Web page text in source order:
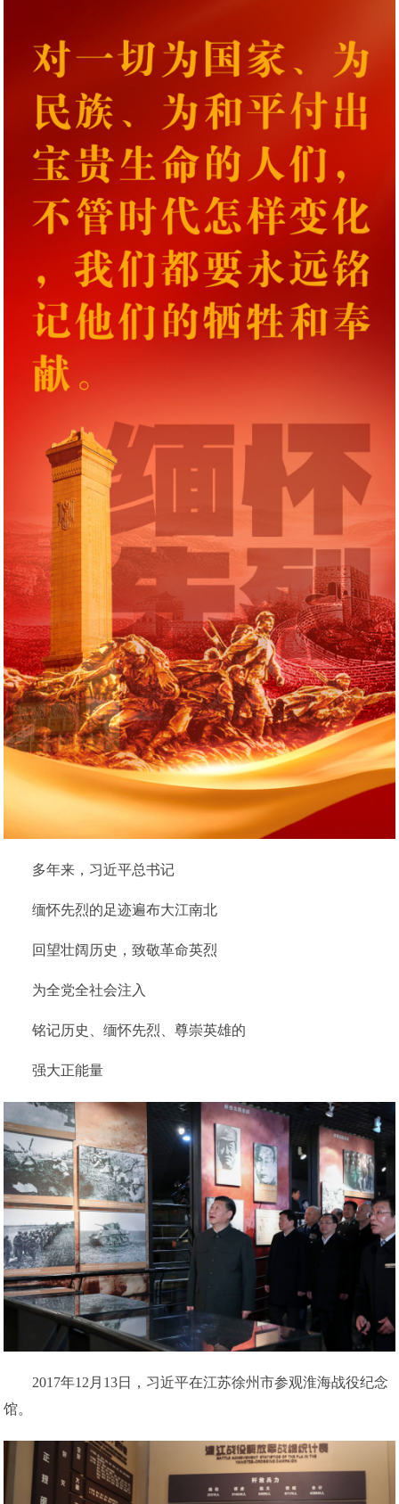
多年来，习近平总书记
缅怀先烈的足迹遍布大江南北
回望壮阔历史，致敬革命英烈
为全党全社会注入
铭记历史、缅怀先烈、尊崇英雄的
强大正能量
2017年12月13日，习近平在江苏徐州市参观淮海战役纪念
馆。